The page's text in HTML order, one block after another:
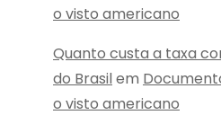
o visto americano
Quanto custa a taxa
do Brasilem
o visto americano